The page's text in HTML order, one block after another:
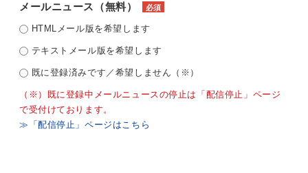
メールニュース（無料） 必須
HTMLメール版を希望します
テキストメール版を希望します
既に登録済みです／希望しません（※）
（※）既に登録中メールニュースの停止は「配信停止」ページ
で受付けております。
≫「配信停止」ページはこちら